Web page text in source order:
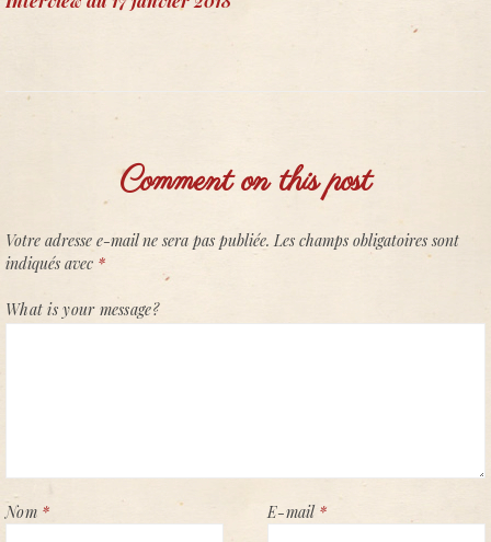
l’article
Comment on this post
Votre adresse e-mail ne sera pas publiée. Les champs obligatoires sont
indiqués avec *
What is your message?
Nom * E-mail *